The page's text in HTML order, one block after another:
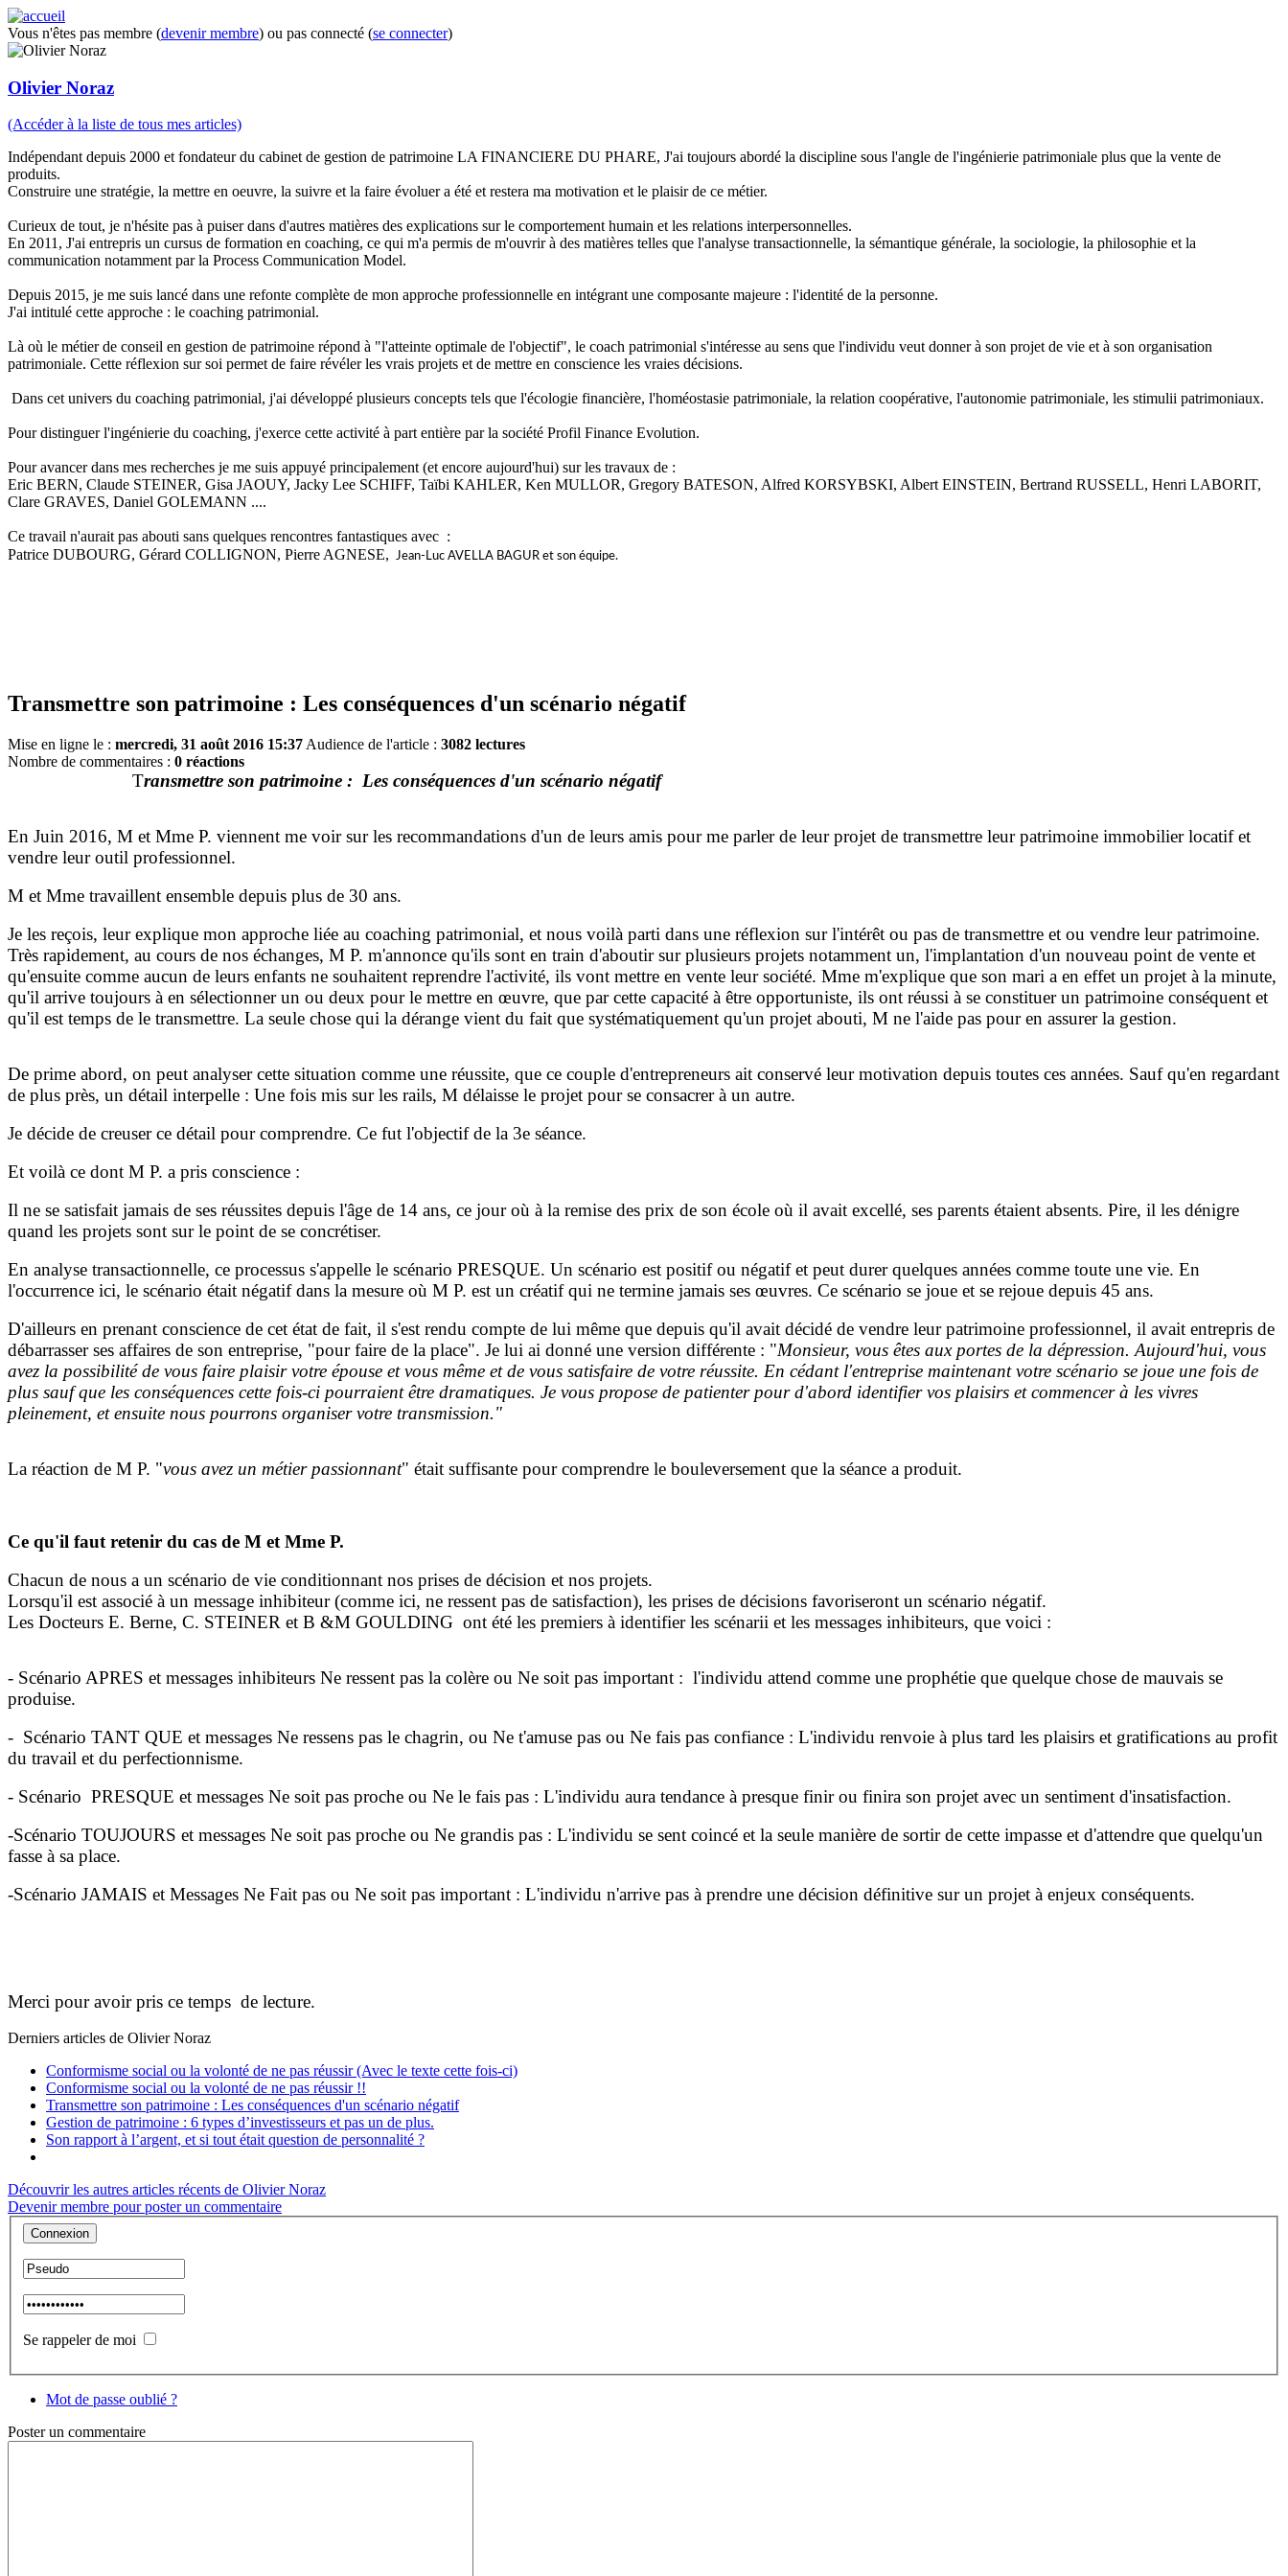
Vous n'êtes pas membre (devenir membre) ou pas connecté (se connecter)
Olivier Noraz
(Accéder à la liste de tous mes articles)
Indépendant depuis 2000 et fondateur du cabinet de gestion de patrimoine LA FINANCIERE DU PHARE, J'ai toujours abordé la discipline sous l'angle de l'ingénierie patrimoniale plus que la vente de
produits.
Construire une stratégie, la mettre en oeuvre, la suivre et la faire évoluer a été et restera ma motivation et le plaisir de ce métier.
Curieux de tout, je n'hésite pas à puiser dans d'autres matières des explications sur le comportement humain et les relations interpersonnelles.
En 2011, J'ai entrepris un cursus de formation en coaching, ce qui m'a permis de m'ouvrir à des matières telles que l'analyse transactionnelle, la sémantique générale, la sociologie, la philosophie et la
communication notamment par la Process Communication Model.
Depuis 2015, je me suis lancé dans une refonte complète de mon approche professionnelle en intégrant une composante majeure : l'identité de la personne.
J'ai intitulé cette approche : le coaching patrimonial.
Là où le métier de conseil en gestion de patrimoine répond à "l'atteinte optimale de l'objectif", le coach patrimonial s'intéresse au sens que l'individu veut donner à son projet de vie et à son organisation
patrimoniale. Cette réflexion sur soi permet de faire révéler les vrais projets et de mettre en conscience les vraies décisions.
Dans cet univers du coaching patrimonial, j'ai développé plusieurs concepts tels que l'écologie financière, l'homéostasie patrimoniale, la relation coopérative, l'autonomie patrimoniale, les stimulii patrimoniaux.
Pour distinguer l'ingénierie du coaching, j'exerce cette activité à part entière par la société Profil Finance Evolution.
Pour avancer dans mes recherches je me suis appuyé principalement (et encore aujourd'hui) sur les travaux de :
Eric BERN, Claude STEINER, Gisa JAOUY, Jacky Lee SCHIFF, Taïbi KAHLER, Ken MULLOR, Gregory BATESON, Alfred KORSYBSKI, Albert EINSTEIN, Bertrand RUSSELL, Henri LABORIT,
Clare GRAVES, Daniel GOLEMANN ....
Ce travail n'aurait pas abouti sans quelques rencontres fantastiques avec :
Patrice DUBOURG, Gérard COLLIGNON, Pierre AGNESE,
Jean-Luc AVELLA BAGUR et son équipe.
Transmettre son patrimoine : Les conséquences d'un scénario négatif
Mise en ligne le : mercredi, 31 août 2016 15:37 Audience de l'article : 3082 lectures
Nombre de commentaires : 0 réactions
Transmettre son patrimoine : Les conséquences d'un scénario négatif
En Juin 2016, M et Mme P. viennent me voir sur les recommandations d'un de leurs amis pour me parler de leur projet de transmettre leur patrimoine immobilier locatif et
vendre leur outil professionnel.
M et Mme travaillent ensemble depuis plus de 30 ans.
Je les reçois, leur explique mon approche liée au coaching patrimonial, et nous voilà parti dans une réflexion sur l'intérêt ou pas de transmettre et ou vendre leur patrimoine.
Très rapidement, au cours de nos échanges, M P. m'annonce qu'ils sont en train d'aboutir sur plusieurs projets notamment un, l'implantation d'un nouveau point de vente et
qu'ensuite comme aucun de leurs enfants ne souhaitent reprendre l'activité, ils vont mettre en vente leur société. Mme m'explique que son mari a en effet un projet à la minute,
qu'il arrive toujours à en sélectionner un ou deux pour le mettre en œuvre, que par cette capacité à être opportuniste, ils ont réussi à se constituer un patrimoine conséquent et
qu'il est temps de le transmettre. La seule chose qui la dérange vient du fait que systématiquement qu'un projet abouti, M ne l'aide pas pour en assurer la gestion.
De prime abord, on peut analyser cette situation comme une réussite, que ce couple d'entrepreneurs ait conservé leur motivation depuis toutes ces années. Sauf qu'en regardant
de plus près, un détail interpelle : Une fois mis sur les rails, M délaisse le projet pour se consacrer à un autre.
Je décide de creuser ce détail pour comprendre. Ce fut l'objectif de la 3e séance.
Et voilà ce dont M P. a pris conscience :
Il ne se satisfait jamais de ses réussites depuis l'âge de 14 ans, ce jour où à la remise des prix de son école où il avait excellé, ses parents étaient absents. Pire, il les dénigre
quand les projets sont sur le point de se concrétiser.
En analyse transactionnelle, ce processus s'appelle le scénario PRESQUE. Un scénario est positif ou négatif et peut durer quelques années comme toute une vie. En
l'occurrence ici, le scénario était négatif dans la mesure où M P. est un créatif qui ne termine jamais ses œuvres. Ce scénario se joue et se rejoue depuis 45 ans.
D'ailleurs en prenant conscience de cet état de fait, il s'est rendu compte de lui même que depuis qu'il avait décidé de vendre leur patrimoine professionnel, il avait entrepris de
débarrasser ses affaires de son entreprise, "pour faire de la place". Je lui ai donné une version différente : "Monsieur, vous êtes aux portes de la dépression. Aujourd'hui, vous
avez la possibilité de vous faire plaisir votre épouse et vous même et de vous satisfaire de votre réussite. En cédant l'entreprise maintenant votre scénario se joue une fois de
plus sauf que les conséquences cette fois-ci pourraient être dramatiques. Je vous propose de patienter pour d'abord identifier vos plaisirs et commencer à les vivres
pleinement, et ensuite nous pourrons organiser votre transmission."
La réaction de M P. "vous avez un métier passionnant" était suffisante pour comprendre le bouleversement que la séance a produit.
Ce qu'il faut retenir du cas de M et Mme P.
Chacun de nous a un scénario de vie conditionnant nos prises de décision et nos projets.
Lorsqu'il est associé à un message inhibiteur (comme ici, ne ressent pas de satisfaction), les prises de décisions favoriseront un scénario négatif.
Les Docteurs E. Berne, C. STEINER et B &M GOULDING ont été les premiers à identifier les scénarii et les messages inhibiteurs, que voici :
- Scénario APRES et messages inhibiteurs Ne ressent pas la colère ou Ne soit pas important : l'individu attend comme une prophétie que quelque chose de mauvais se
produise.
- Scénario TANT QUE et messages Ne ressens pas le chagrin, ou Ne t'amuse pas ou Ne fais pas confiance : L'individu renvoie à plus tard les plaisirs et gratifications au profit
du travail et du perfectionnisme.
- Scénario PRESQUE et messages Ne soit pas proche ou Ne le fais pas : L'individu aura tendance à presque finir ou finira son projet avec un sentiment d'insatisfaction.
-Scénario TOUJOURS et messages Ne soit pas proche ou Ne grandis pas : L'individu se sent coincé et la seule manière de sortir de cette impasse et d'attendre que quelqu'un
fasse à sa place.
-Scénario JAMAIS et Messages Ne Fait pas ou Ne soit pas important : L'individu n'arrive pas à prendre une décision définitive sur un projet à enjeux conséquents.
Merci pour avoir pris ce temps de lecture.
Derniers articles de Olivier Noraz
Conformisme social ou la volonté de ne pas réussir (Avec le texte cette fois-ci)
Conformisme social ou la volonté de ne pas réussir !!
Transmettre son patrimoine : Les conséquences d'un scénario négatif
Gestion de patrimoine : 6 types d’investisseurs et pas un de plus.
Son rapport à l’argent, et si tout était question de personnalité ?
Découvrir les autres articles récents de Olivier Noraz
Devenir membre pour poster un commentaire
Se rappeler de moi
Mot de passe oublié ?
Posterun commentaire